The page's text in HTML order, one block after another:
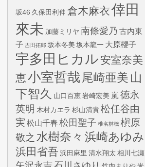
坂46 久保田利伸 倉木麻衣倖田
來未 加藤ミリヤ 南條愛乃 古内東
子 吉田拓郎 坂本冬美 坂本龍一 大原櫻子
宇多田ヒカル安室奈美
恵小室哲哉 尾崎亜美 山
下智久 山口百恵岩崎宏美 嵐 徳永
英明 木村カエラ 杉山清貴松任谷由
実 松山千春 松田聖子 椎名林檎 槇原
敬之 水樹奈々 浜崎あゆみ
浜田省吾 浜田麻里 清水翔太 相川七瀬